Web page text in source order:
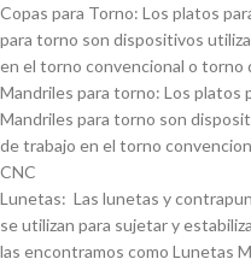
Copas para Torno: Los platos
para torno son dispositivos
en el torno convencional o torno
Mandriles para torno: Los platos
Mandriles para torno son
de trabajo en el torno
CNC
Lunetas: Las lunetas y
se utilizan para sujetar y
las encontramos como Lunetas